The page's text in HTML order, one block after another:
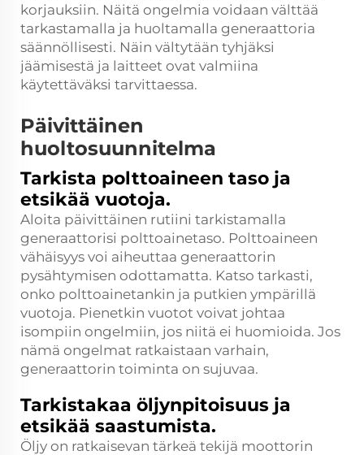
korjauksiin. Näitä ongelmia voidaan välttää
tarkastamalla ja huoltamalla generaattoria
säännöllisesti. Näin vältytään tyhjäksi
jäämisestä ja laitteet ovat valmiina
käytettäväksi tarvittaessa.
Päivittäinen
huoltosuunnitelma
Tarkista polttoaineen taso ja
etsikää vuotoja.
Aloita päivittäinen rutiini tarkistamalla
generaattorisi polttoainetaso. Polttoaineen
vähäisyys voi aiheuttaa generaattorin
pysähtymisen odottamatta. Katso tarkasti,
onko polttoainetankin ja putkien ympärillä
vuotoja. Pienetkin vuotot voivat johtaa
isompiin ongelmiin, jos niitä ei huomioida. Jos
nämä ongelmat ratkaistaan varhain,
generaattorin toiminta on sujuvaa.
Tarkistakaa öljynpitoisuus ja
etsikää saastumista.
Öljy on ratkaisevan tärkeä tekijä moottorin